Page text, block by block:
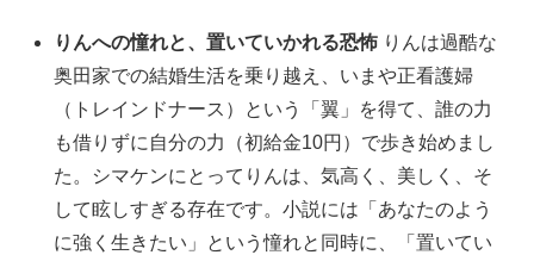
りんへの憧れと、置いていかれる恐怖 りんは過酷な
奥田家での結婚生活を乗り越え、いまや正看護婦
（トレインドナース）という「翼」を得て、誰の力
も借りずに自分の力（初給金10円）で歩き始めまし
た。シマケンにとってりんは、気高く、美しく、そ
して眩しすぎる存在です。小説には「あなたのよう
に強く生きたい」という憧れと同時に、「置いてい